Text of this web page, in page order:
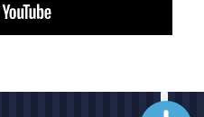
最新記事動画